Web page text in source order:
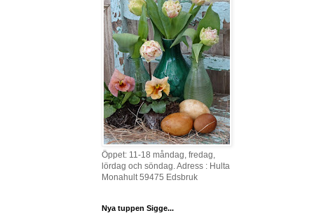
Öppet: 11-18 måndag, fredag,
lördag och söndag. Adress : Hulta
Monahult 59475 Edsbruk
Nya tuppen Sigge...